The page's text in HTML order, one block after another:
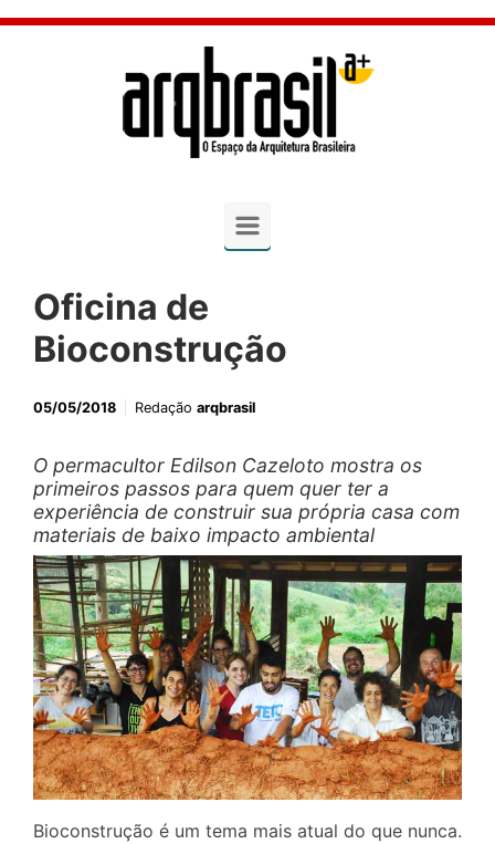
Skip to main content
Oficina de
Bioconstrução
05/05/2018 Redação arqbrasil
O permacultor Edilson Cazeloto mostra os
primeiros passos para quem quer ter a
experiência de construir sua própria casa com
materiais de baixo impacto ambiental
Bioconstrução é um tema mais atual do que nunca.